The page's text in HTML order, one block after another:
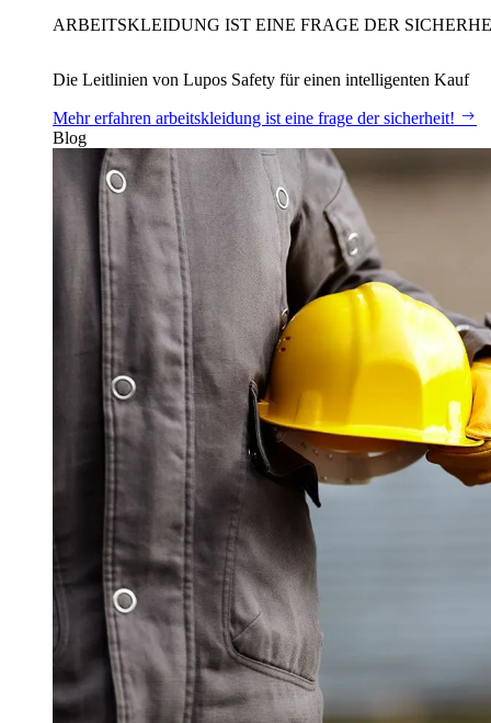
ARBEITSKLEIDUNG IST EINE FRAGE DER
Die Leitlinien von Lupos Safety für einen intelligenten Kauf
Mehr erfahren arbeitskleidung ist eine frage der sicherheit!
Blog